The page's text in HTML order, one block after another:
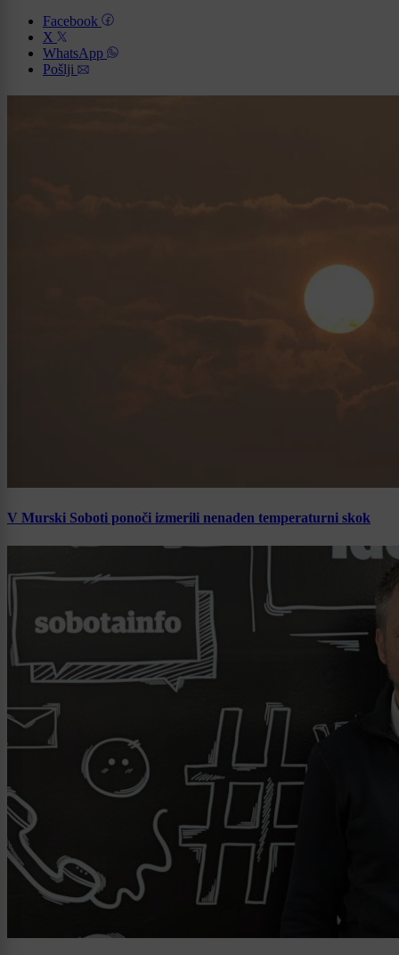
Facebook
X
WhatsApp
Pošlji
V Murski Soboti ponoči izmerili nenaden temperaturni skok